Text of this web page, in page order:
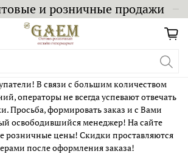
и розничные продажи
В связи с большим количеством
операторы не всегда успевают отвечать
Просьба, формировать заказ и с Вами
освободившийся менеджер! На сайте
розничные цены! Скидки проставляются
после оформления заказа!